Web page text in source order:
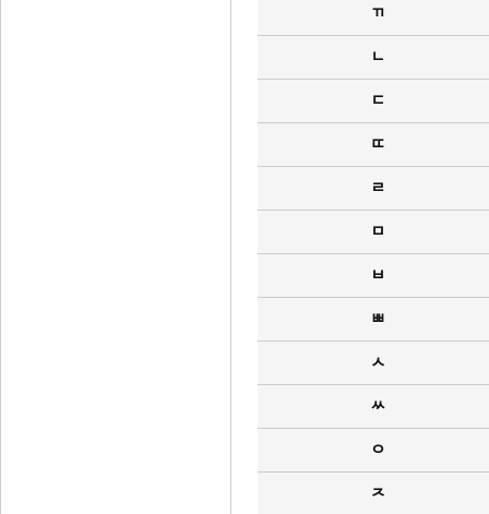
ㄲ
ㄴ
ㄷ
ㄸ
ㄹ
ㅁ
ㅂ
ㅃ
ㅅ
ㅆ
ㅇ
ㅈ